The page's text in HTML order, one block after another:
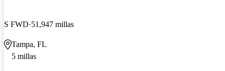
S FWD 51,947 millas
Tampa, FL
5 millas